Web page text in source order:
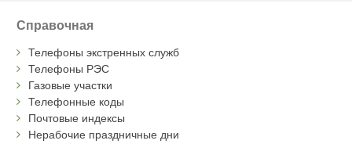
Справочная
Телефоны экстренных служб
Телефоны РЭС
Газовые участки
Телефонные коды
Почтовые индексы
Нерабочие праздничные дни